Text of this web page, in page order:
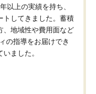
以上の実績を持ち、
トしてきました。蓄積
、地域性や費用面など
の指導をお届けでき
ました。